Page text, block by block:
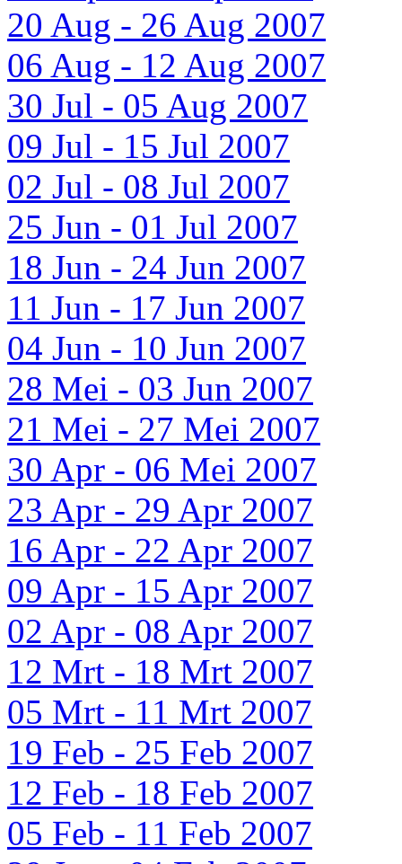
20 Aug - 26 Aug 2007
06 Aug - 12 Aug 2007
30 Jul - 05 Aug 2007
09 Jul - 15 Jul 2007
02 Jul - 08 Jul 2007
25 Jun - 01 Jul 2007
18 Jun - 24 Jun 2007
11 Jun - 17 Jun 2007
04 Jun - 10 Jun 2007
28 Mei - 03 Jun 2007
21 Mei - 27 Mei 2007
30 Apr - 06 Mei 2007
23 Apr - 29 Apr 2007
16 Apr - 22 Apr 2007
09 Apr - 15 Apr 2007
02 Apr - 08 Apr 2007
12 Mrt - 18 Mrt 2007
05 Mrt - 11 Mrt 2007
19 Feb - 25 Feb 2007
12 Feb - 18 Feb 2007
05 Feb - 11 Feb 2007